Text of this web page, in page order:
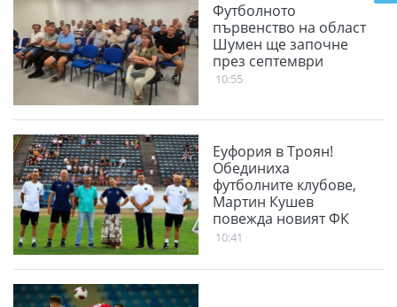
Футболното
първенство на област
Шумен ще започне
през септември
10:55
Еуфория в Троян!
Обединиха
футболните клубове,
Мартин Кушев
повежда новият ФК
Чавдар
10:41